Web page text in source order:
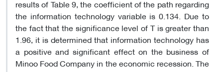
results of Table 9, the coefficient of the path regarding
the information technology variable is 0.134. Due to
the fact that the significance level of T is greater than
1.96, it is determined that information technology has
a positive and significant effect on the business of
Minoo Food Company in the economic recession. The